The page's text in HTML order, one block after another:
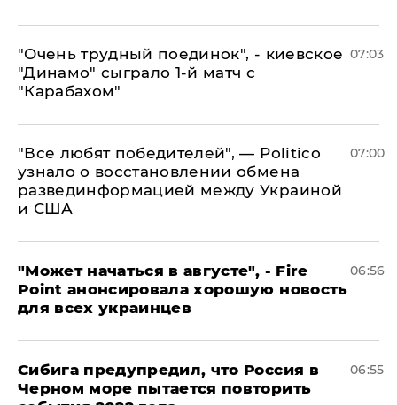
"Очень трудный поединок", - киевское
"Динамо" сыграло 1-й матч с
"Карабахом"
07:03
​"Все любят победителей", — Politico
узнало о восстановлении обмена
развединформацией между Украиной
и США
07:00
"Может начаться в августе", - Fire
Point анонсировала хорошую новость
для всех украинцев
06:56
Сибига предупредил, что Россия в
Черном море пытается повторить
06:55